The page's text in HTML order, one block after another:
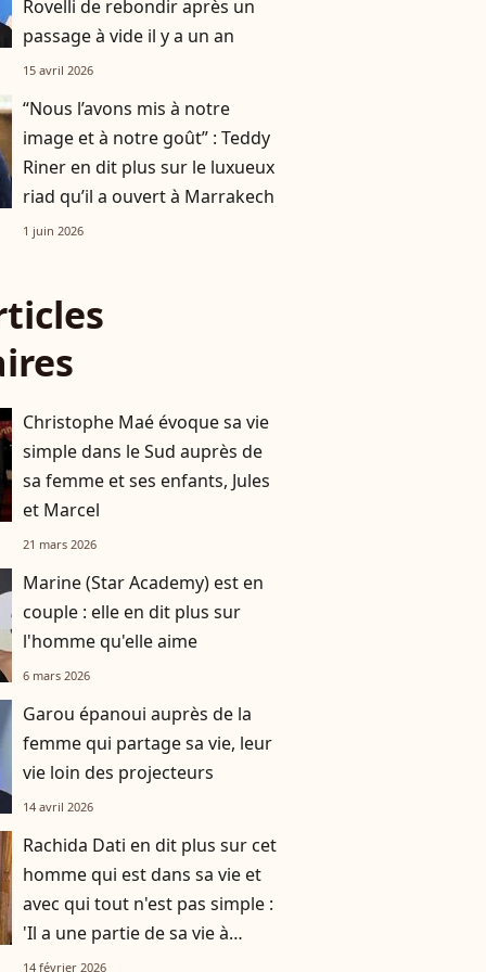
Rovelli de rebondir après un
passage à vide il y a un an
15 avril 2026
“Nous l’avons mis à notre
image et à notre goût” : Teddy
Riner en dit plus sur le luxueux
riad qu’il a ouvert à Marrakech
1 juin 2026
Christophe Maé évoque sa vie
simple dans le Sud auprès de
sa femme et ses enfants, Jules
et Marcel
21 mars 2026
Marine (Star Academy) est en
couple : elle en dit plus sur
l'homme qu'elle aime
6 mars 2026
Garou épanoui auprès de la
femme qui partage sa vie, leur
vie loin des projecteurs
14 avril 2026
Rachida Dati en dit plus sur cet
homme qui est dans sa vie et
avec qui tout n'est pas simple :
'Il a une partie de sa vie à
l'étranger"
14 février 2026